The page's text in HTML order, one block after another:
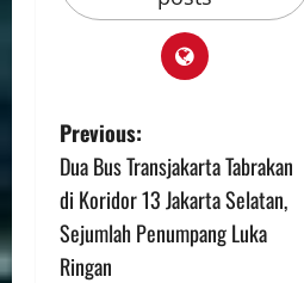
Previous:
Dua Bus Transjakarta Tabrakan
di Koridor 13 Jakarta Selatan,
Sejumlah Penumpang Luka
Ringan